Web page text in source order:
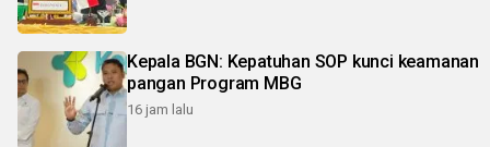
Kepala BGN: Kepatuhan SOP kunci keamanan
pangan Program MBG
16 jam lalu